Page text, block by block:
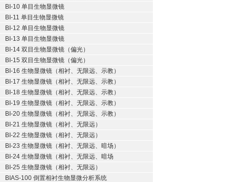
BI-10 单目生物显微镜
BI-11 单目生物显微镜
BI-12 单目生物显微镜
BI-13 单目生物显微镜
BI-14 双目生物显微镜（偏光）
BI-15 双目生物显微镜（偏光）
BI-16 生物显微镜（相衬、无限远、示教）
BI-17 生物显微镜（相衬、无限远、示教）
BI-18 生物显微镜（相衬、无限远、示教）
BI-19 生物显微镜（相衬、无限远、示教）
BI-20 生物显微镜（相衬、无限远、示教）
BI-21 生物显微镜（相衬、无限远）
BI-22 生物显微镜（相衬、无限远）
BI-23 生物显微镜（相衬、无限远、暗场）
BI-24 生物显微镜（相衬、无限远、暗场
BI-25 生物显微镜（相衬、无限远）
BIAS-100 倒置相衬生物显微分析系统